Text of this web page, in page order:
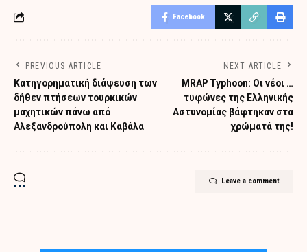
Facebook
PREVIOUS ARTICLE
Κατηγορηματική διάψευση των
δήθεν πτήσεων τουρκικών
μαχητικών πάνω από
Αλεξανδρούπολη και Καβάλα
NEXT ARTICLE
MRAP Typhoon: Οι νέοι …
τυφώνες της Ελληνικής
Αστυνομίας βάφτηκαν στα
χρώματά της!
Leave a comment